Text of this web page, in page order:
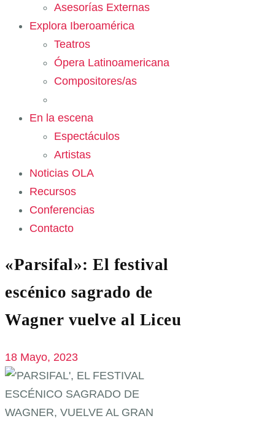
Asesorías Externas
Explora Iberoamérica
Teatros
Ópera Latinoamericana
Compositores/as
En la escena
Espectáculos
Artistas
Noticias OLA
Recursos
Conferencias
Contacto
«Parsifal»: El festival
escénico sagrado de
Wagner vuelve al Liceu
18 Mayo, 2023